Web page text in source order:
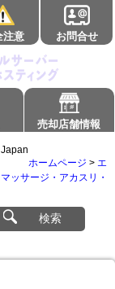
注意 お問合せ
売却店舗情報
ホームページ > エ
ッサージ・アカスリ・
検索